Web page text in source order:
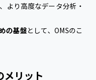
より高度なデータ分析・
の基盤として、OMSのこ
メリット